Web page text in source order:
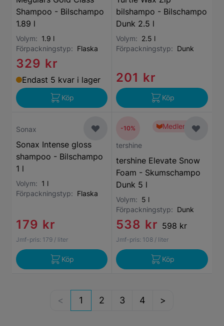
Shampoo - Bilschampo
1.89 l
Volym: 1.9 l
Förpackningstyp: Flaska
329 kr
Endast 5 kvar i lager
Köp
bilshampo - Bilschampo
Dunk 2.5 l
Volym: 2.5 l
Förpackningstyp: Dunk
201 kr
Köp
Sonax
Sonax Intense gloss
shampoo - Bilschampo
1 l
Volym: 1 l
Förpackningstyp: Flaska
179 kr
Jmf-pris: 179 / liter
Köp
Medlemspris
tershine
tershine Elevate Snow
Foam - Skumschampo
Dunk 5 l
Volym: 5 l
Förpackningstyp: Dunk
538 kr 598 kr
Jmf-pris: 108 / liter
-10%
Köp
1 2 3 4